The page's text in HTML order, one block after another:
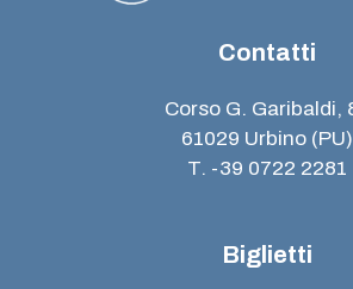
Contatti
Corso G. Garibaldi,
61029 Urbino (PU)
T. -39 0722 2281
Biglietti